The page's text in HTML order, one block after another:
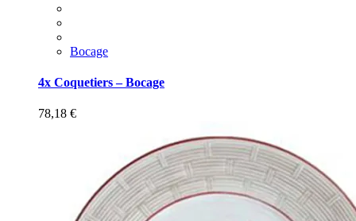
Bocage
4x Coquetiers – Bocage
78,18 €